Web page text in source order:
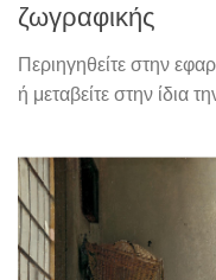
ζωγραφικής
Περιηγηθείτε στην
ή μεταβείτε στην ίδια